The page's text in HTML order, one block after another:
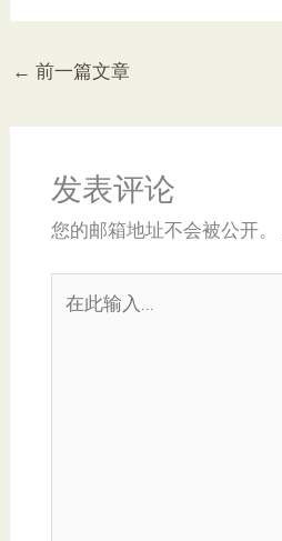
← 前一篇文章
发表评论
您的邮箱地址不会被公开。